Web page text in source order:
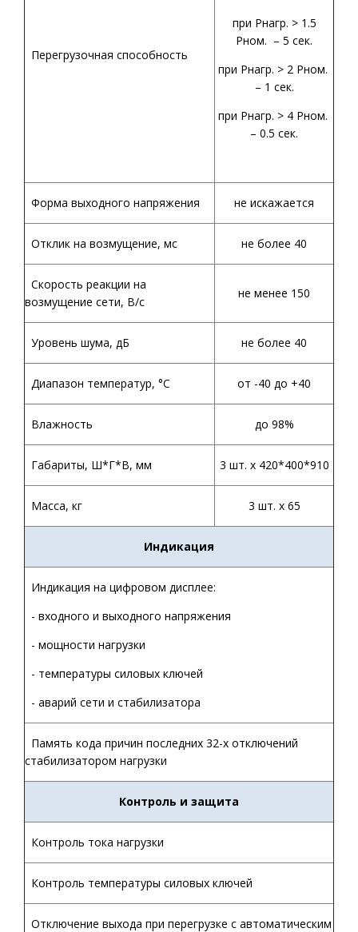
Перегрузочная способность
при Рнагр. > 1.5
Рном. – 5 сек.
при Рнагр. > 2 Рном.
– 1 сек.
при Рнагр. > 4 Рном.
– 0.5 сек.
Форма выходного напряжения не искажается
Отклик на возмущение, мс не более 40
Скорость реакции на
возмущение сети, В/с
не менее 150
Уровень шума, дБ не более 40
Диапазон температур, °С от -40 до +40
Влажность до 98%
Габариты, Ш*Г*В, мм 3 шт. х 420*400*910
Масса, кг 3 шт. х 65
Индикация
Индикация на цифровом дисплее:
- входного и выходного напряжения
- мощности нагрузки
- температуры силовых ключей
- аварий сети и стабилизатора
Память кода причин последних 32-х отключений
стабилизатором нагрузки
Контроль и защита
Контроль тока нагрузки
Контроль температуры силовых ключей
Отключение выхода при перегрузке с автоматическим